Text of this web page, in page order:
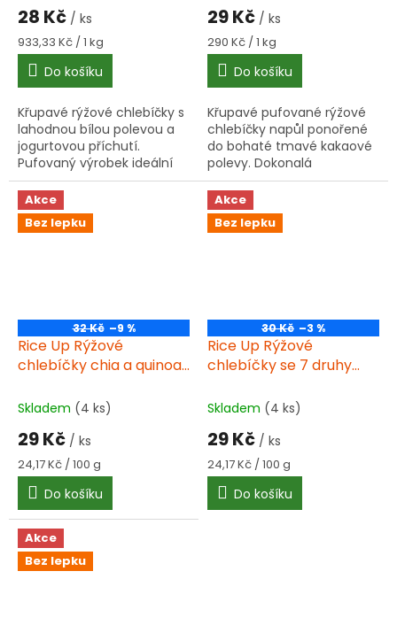
28 Kč / ks
Měrná
cena:
933,33 Kč / 1 kg
Do košíku
Křupavé rýžové chlebíčky s
lahodnou bílou polevou a
jogurtovou příchutí.
Pufovaný výrobek ideální
pro rychlé občerstvení.
29 Kč / ks
Měrná
cena:
290 Kč / 1 kg
Do košíku
Křupavé pufované rýžové
chlebíčky napůl ponořené
do bohaté tmavé kakaové
polevy. Dokonalá
kombinace lehkosti rýže s
intenzivní chutí kakaa.
Akce
Bez lepku
32 Kč –9 %
Rice Up Rýžové
chlebíčky chia a quinoa
Skladem (4 ks)
29 Kč / ks
Měrná
cena:
24,17 Kč / 100 g
Do košíku
Akce
Bez lepku
30 Kč –3 %
Rice Up Rýžové
chlebíčky se 7 druhy
Skladem (4 ks)
29 Kč / ks
Měrná
cena:
24,17 Kč / 100 g
Do košíku
Akce
Bez lepku